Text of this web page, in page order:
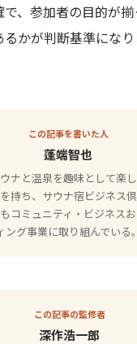
、参加者の目的が
かが判断基準になり
この記事を書いた人
蓬端智也
ナと温泉を趣味として楽
持ち、サウナ宿ビジネス
コミュニティ・ビジネス
ング事業に取り組んでいる。
この記事の監修者
深作浩一郎